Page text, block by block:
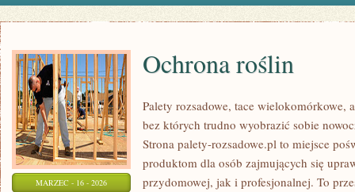
MARZEC - 16 - 2026
Ochrona roślin
Palety rozsadowe, tace wielokomórkowe,
bez których trudno wyobrazić sobie
Strona palety-rozsadowe.pl to miejsce
produktom dla osób zajmujących się
przydomowej, jak i profesjonalnej. To